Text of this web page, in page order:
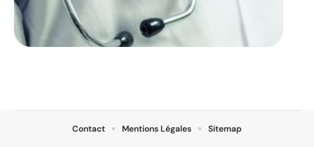
Contact Mentions Légales Sitemap